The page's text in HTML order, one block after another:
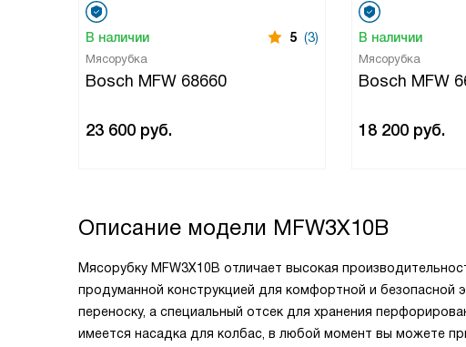
В наличии 5 (3)
Мясорубка
Bosch MFW 68660
23 600 руб.
В наличии
Мясорубка
Bosch MFW
18 200 руб.
Описание модели MFW3X10B
Мясорубку MFW3X10B отличает высокая
продуманной конструкцией для комфортной и безопасной
переноску, а специальный отсек для хранения
имеется насадка для колбас, в любой момент вы можете